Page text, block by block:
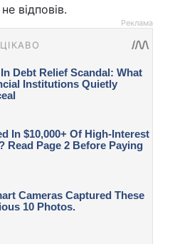
відповів.
Реклама